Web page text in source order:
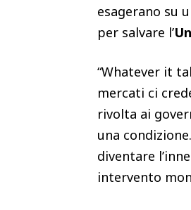
esagerano su
per salvare l’
“Whatever it
mercati ci
rivolta ai
una
diventare
intervento